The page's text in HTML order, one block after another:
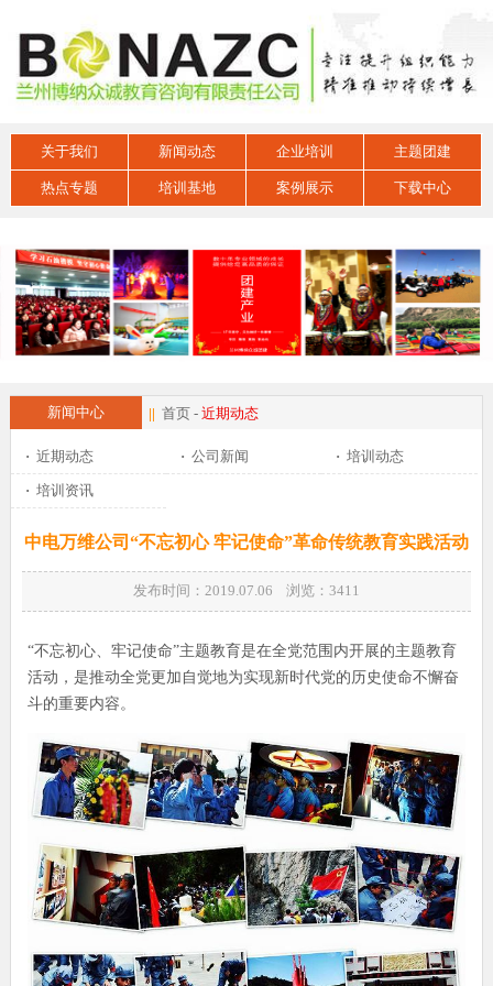
关于我们 新闻动态 企业培训 主题团建
热点专题 培训基地 案例展示 下载中心
新闻中心 || 首页- 近期动态
· 近期动态 · 公司新闻 · 培训动态
· 培训资讯
中电万维公司“不忘初心 牢记使命”革命传统教育实践活动
发布时间：2019.07.06 浏览： 3411
“不忘初心、牢记使命”主题教育是在全党范围内开展的主题教育
活动，是推动全党更加自觉地为实现新时代党的历史使命不懈奋
斗的重要内容。